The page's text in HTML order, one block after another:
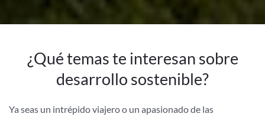
¿Qué temas te interesan sobre
desarrollo sostenible?
Ya seas un intrépido viajero o un apasionado de las